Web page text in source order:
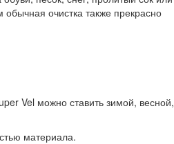
очистка также прекрасно
Vel можно ставить зимой, весной,
материала.